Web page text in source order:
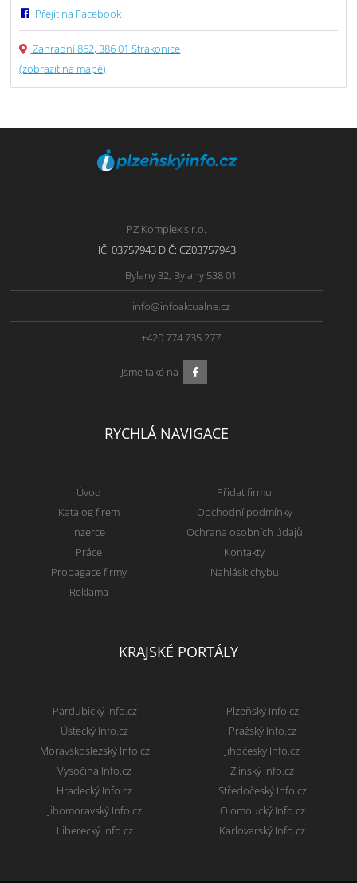
Přejít na Facebook
Zahradní 862, 386 01 Strakonice
(zobrazit na mapě)
PZ Komplex s.r.o.
IČ: 03757943 DIČ: CZ03757943
Bylany 32, Bylany 538 01
info@infoaktualne.cz
+420 774 735 277
Jsme také na
RYCHLÁ NAVIGACE
Úvod
Katalog firem
Inzerce
Práce
Propagace firmy
Reklama
Přidat firmu
Obchodní podmínky
Ochrana osobních údajů
Kontakty
Nahlásit chybu
KRAJSKÉ PORTÁLY
Pardubický Info.cz
Ústecký Info.cz
Moravskoslezský Info.cz
Vysočina Info.cz
Hradecký Info.cz
Jihomoravský Info.cz
Liberecký Info.cz
Plzeňský Info.cz
Pražský Info.cz
Jihočeský Info.cz
Zlínský Info.cz
Středočeský Info.cz
Olomoucký Info.cz
Karlovarský Info.cz